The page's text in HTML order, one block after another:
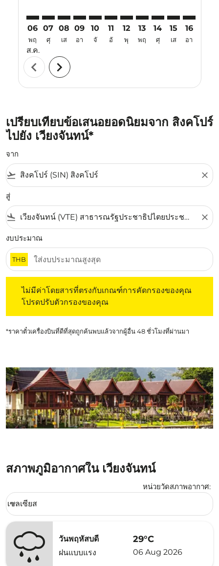
06
พฤ
ส.ค.
07
ศุ
08
เส
09
อา
10
จั
11
อั
12
พุ
13
พฤ
14
ศุ
15
เส
16
อา
chevron_left chevron_right
เปรียบเทียบข้อเสนอยอดนิยมจาก สิงคโปร์
ไปยัง เวียงจันทน์*
จาก
flight_takeoff close
สู่
flight_land close
งบประมาณ
THB
ไม่มีค่าโดยสารที่ตรงกับเกณฑ์การคัดกรองของคุณ
โปรดปรับตัวกรองของคุณ
*ราคาตั๋วเครื่องบินที่ดีที่สุดถูกค้นพบแล้วจากผู้อื่น 48 ชั่วโมงที่ผ่านมา
สภาพภูมิอากาศใน เวียงจันทน์
หน่วยวัดสภาพอากาศ:
Weather unit option เซลเซียส Selected
เซลเซียส
keyboard_arrow_down
วันพฤหัสบดี
ฝนแบบแรง
29°C
06 Aug 2026